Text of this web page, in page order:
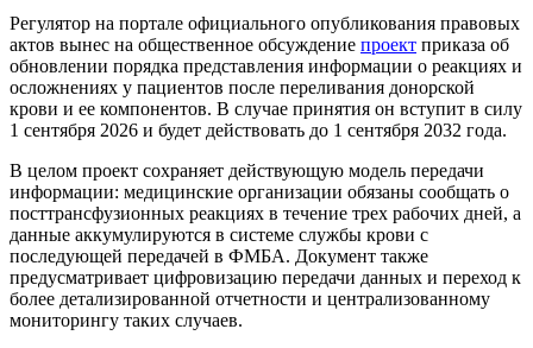
Регулятор на портале официального опубликования правовых
актов вынес на общественное обсуждение проект приказа об
обновлении порядка представления информации о реакциях и
осложнениях у пациентов после переливания донорской
крови и ее компонентов. В случае принятия он вступит в силу
1 сентября 2026 и будет действовать до 1 сентября 2032 года.
В целом проект сохраняет действующую модель передачи
информации: медицинские организации обязаны сообщать о
посттрансфузионных реакциях в течение трех рабочих дней, а
данные аккумулируются в системе службы крови с
последующей передачей в ФМБА. Документ также
предусматривает цифровизацию передачи данных и переход к
более детализированной отчетности и централизованному
мониторингу таких случаев.